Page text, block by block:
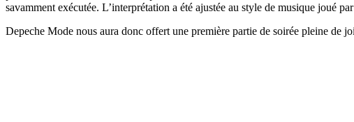
savamment exécutée. L’interprétation a été ajustée au style de musique joué
Depeche Mode nous aura donc offert une première partie de soirée pleine de